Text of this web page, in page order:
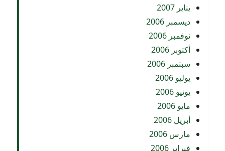
يناير 2007
ديسمبر 2006
نوفمبر 2006
أكتوبر 2006
سبتمبر 2006
يوليو 2006
يونيو 2006
مايو 2006
أبريل 2006
مارس 2006
فبراير 2006